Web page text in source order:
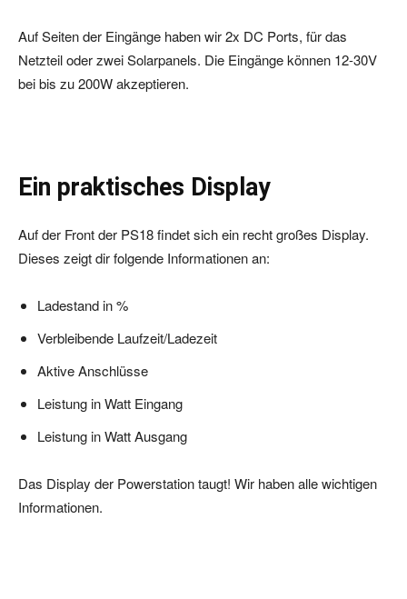
Auf Seiten der Eingänge haben wir 2x DC Ports, für das
Netzteil oder zwei Solarpanels. Die Eingänge können 12-30V
bei bis zu 200W akzeptieren.
Ein praktisches Display
Auf der Front der PS18 findet sich ein recht großes Display.
Dieses zeigt dir folgende Informationen an:
Ladestand in %
Verbleibende Laufzeit/Ladezeit
Aktive Anschlüsse
Leistung in Watt Eingang
Leistung in Watt Ausgang
Das Display der Powerstation taugt! Wir haben alle wichtigen
Informationen.